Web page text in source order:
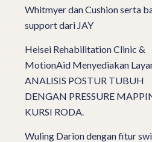
Whitmyer dan Cushion serta
support dari JAY
Heisei Rehabilitation Clinic &
MotionAid Menyediakan
ANALISIS POSTUR TUBUH
DENGAN PRESSURE
KURSI RODA.
Wuling Darion dengan fitur